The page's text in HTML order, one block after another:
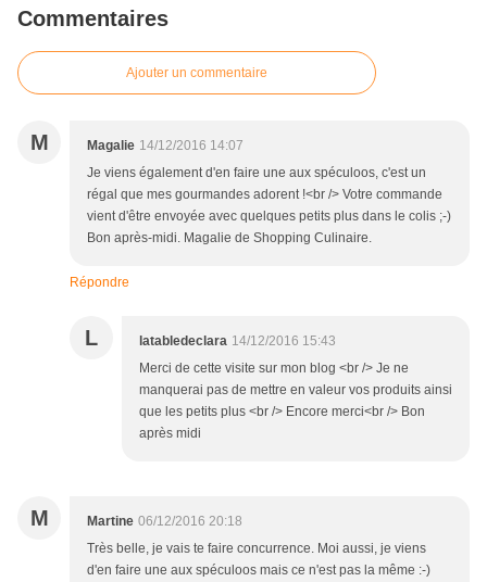
Commentaires
Ajouter un commentaire
M Magalie 14/12/2016 14:07
Je viens également d'en faire une aux spéculoos, c'est un
régal que mes gourmandes adorent !<br /> Votre commande
vient d'être envoyée avec quelques petits plus dans le colis ;-)
Bon après-midi. Magalie de Shopping Culinaire.
Répondre
L latabledeclara 14/12/2016 15:43
Merci de cette visite sur mon blog <br /> Je ne
manquerai pas de mettre en valeur vos produits ainsi
que les petits plus <br /> Encore merci<br /> Bon
après midi
M Martine 06/12/2016 20:18
Très belle, je vais te faire concurrence. Moi aussi, je viens
d'en faire une aux spéculoos mais ce n'est pas la même :-)